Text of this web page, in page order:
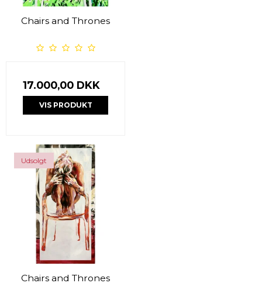
Chairs and Thrones
17.000,00 DKK
VIS PRODUKT
Udsolgt
Chairs and Thrones